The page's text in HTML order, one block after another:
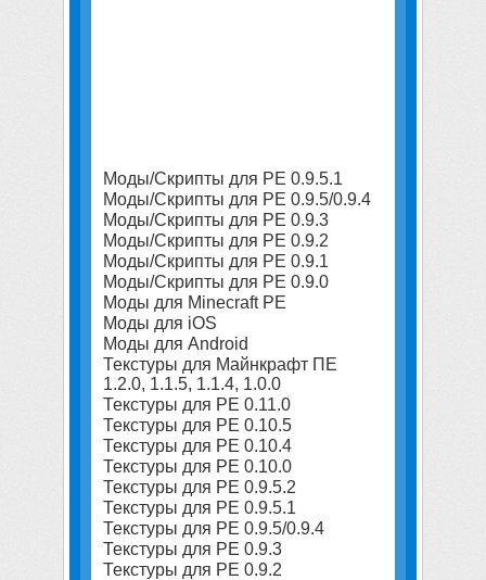
Моды/Скрипты для PE 0.9.5.1
Моды/Скрипты для PE 0.9.5/0.9.4
Моды/Скрипты для PE 0.9.3
Моды/Скрипты для PE 0.9.2
Моды/Скрипты для PE 0.9.1
Моды/Скрипты для PE 0.9.0
Моды для Minecraft PE
Моды для iOS
Моды для Android
Текстуры для Майнкрафт ПЕ
1.2.0, 1.1.5, 1.1.4, 1.0.0
Текстуры для PE 0.11.0
Текстуры для PE 0.10.5
Текстуры для PE 0.10.4
Текстуры для PE 0.10.0
Текстуры для PE 0.9.5.2
Текстуры для PE 0.9.5.1
Текстуры для PE 0.9.5/0.9.4
Текстуры для PE 0.9.3
Текстуры для PE 0.9.2